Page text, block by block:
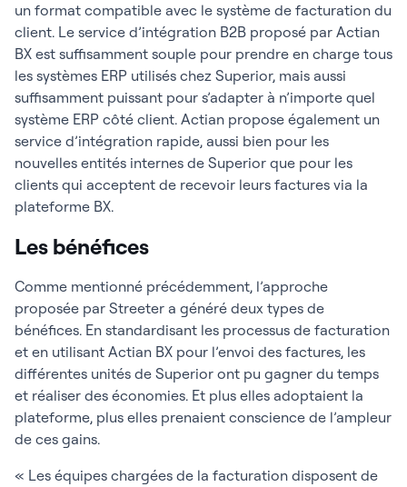
un format compatible avec le système de facturation du
client. Le service d’intégration B2B proposé par Actian
BX est suffisamment souple pour prendre en charge tous
les systèmes ERP utilisés chez Superior, mais aussi
suffisamment puissant pour s’adapter à n’importe quel
système ERP côté client. Actian propose également un
service d’intégration rapide, aussi bien pour les
nouvelles entités internes de Superior que pour les
clients qui acceptent de recevoir leurs factures via la
plateforme BX.
Les bénéfices
Comme mentionné précédemment, l’approche
proposée par Streeter a généré deux types de
bénéfices. En standardisant les processus de facturation
et en utilisant Actian BX pour l’envoi des factures, les
différentes unités de Superior ont pu gagner du temps
et réaliser des économies. Et plus elles adoptaient la
plateforme, plus elles prenaient conscience de l’ampleur
de ces gains.
« Les équipes chargées de la facturation disposent de